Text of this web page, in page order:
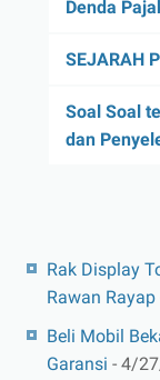
Denda
SEJARAH
Soal Soal
dan
Rak Display
Rawan Rayap
Beli Mobil
Garansi - 4/